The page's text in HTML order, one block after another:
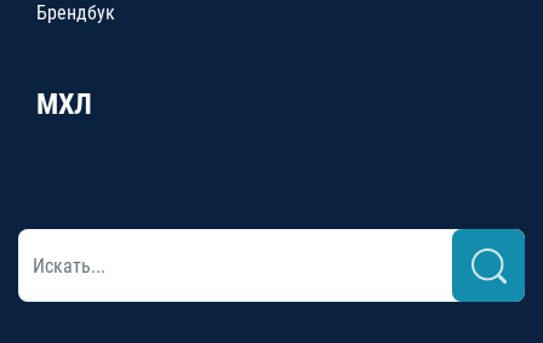
Брендбук
МХЛ